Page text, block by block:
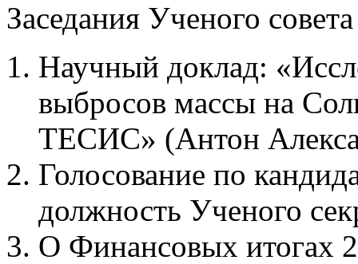
Заседания Ученого
Научный доклад:
выбросов массы на
ТЕСИС» (Антон
Голосование по
должность Ученого
О Финансовых итогах